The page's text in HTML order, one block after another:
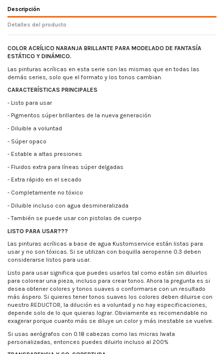
Descripción
Detalles del producto
COLOR ACRÍLICO NARANJA BRILLANTE PARA MODELADO DE FANTASÍA
ESTÁTICO Y DINÁMICO.
Las pinturas acrílicas en esta serie son las mismas que en todas las
demás series, solo que el formato y los tonos cambian.
CARACTERÍSTICAS PRINCIPALES
- Listo para usar
- Pigmentos súper brillantes de la nueva generación
- Diluible a voluntad
- Súper opaco
- Estable a altas presiones
- Fluidos extra para líneas súper delgadas
- Extra rápido en el secado
- Completamente no tóxico
- Diluible incluso con agua desmineralizada
- También se puede usar con pistolas de cuerpo
LISTO PARA USAR???
Las pinturas acrílicas a base de agua Kustomservice están listas para
usar y no son tóxicas. Si se utilizan con boquilla aeropenne 0.3 deben
considerarse listos para usar.
Listo para usar significa que puedes usarlos tal como están sin diluirlos
para colorear una pieza, incluso para crear tonos. Ahora la pregunta es si
desea obtener colores y tonos suaves o conformarse con un resultado
más áspero. Si quieres tener tonos suaves los colores deben diluirse con
nuestro REDUCTOR, la dilución es a voluntad y no hay especificaciones,
depende solo de lo que quieras lograr. Obviamente es recomendable no
exagerar porque cuanto más se diluye un color y más inestable se vuelve.
Si usas aerógrafos con 0.18 cabezas como las micras Iwata
personalizadas, entonces puedes diluirlo incluso al 200%